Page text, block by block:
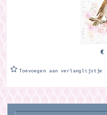
€
Toevoegen aan verlanglijstje